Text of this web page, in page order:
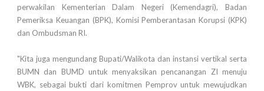
perwakilan Kementerian Dalam Negeri (Kemendagri), Badan
Pemeriksa Keuangan (BPK), Komisi Pemberantasan Korupsi (KPK)
dan Ombudsman RI.
"Kita juga mengundang Bupati/Walikota dan instansi vertikal serta
BUMN dan BUMD untuk menyaksikan pencanangan ZI menuju
WBK, sebagai bukti dari komitmen Pemprov untuk mewujudkan